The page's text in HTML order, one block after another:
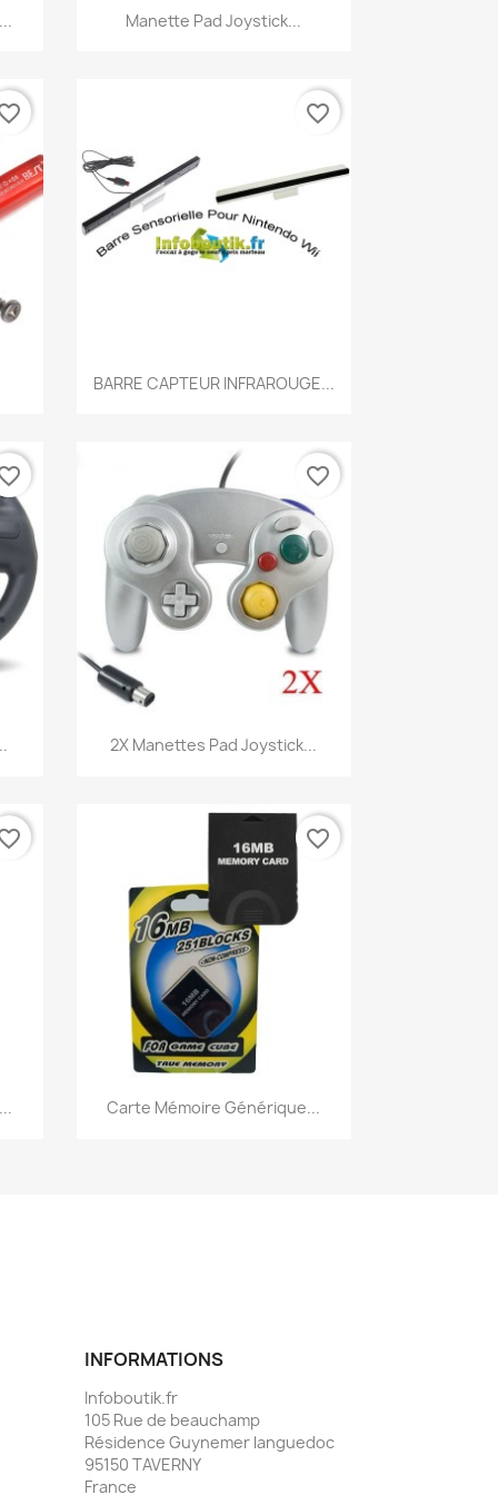
Aperçu rapide
Manette Pad Joystick...
Aperçu rapide
BARRE CAPTEUR INFRAROUGE...
favorite_border
Aperçu rapide
2X Manettes Pad Joystick...
favorite_border
Aperçu rapide
Carte Mémoire Générique...
favorite_border
INFORMATIONS
Infoboutik.fr
105 Rue de beauchamp
Résidence Guynemer languedoc
95150 TAVERNY
France